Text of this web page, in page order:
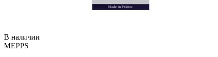
В наличии
MEPPS